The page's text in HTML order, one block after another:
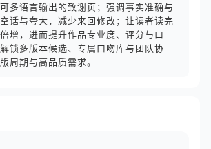
多语言输出的致谢页；强调事实准确与
话与夸大，减少来回修改；让读者读完
增，进而提升作品专业度、评分与口
锁多版本候选、专属口吻库与团队协
周期与高品质需求。